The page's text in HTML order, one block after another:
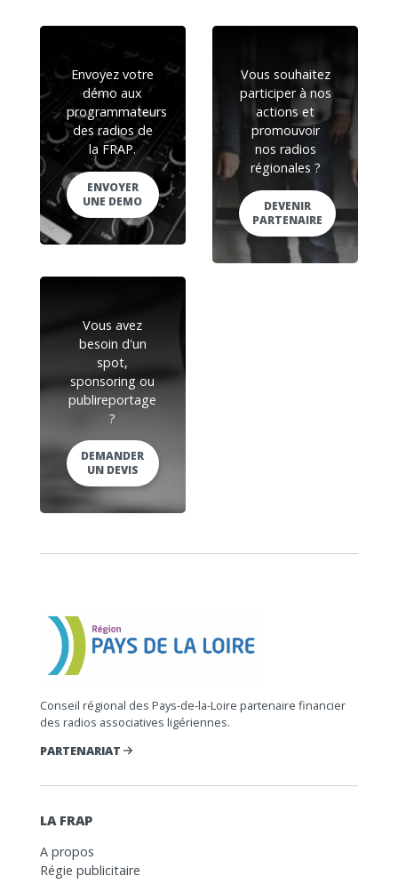
Envoyez votre
démo aux
programmateurs
des radios de
la FRAP.
ENVOYER
UNE DEMO
Vous souhaitez
participer à nos
actions et
promouvoir
nos radios
régionales ?
DEVENIR
PARTENAIRE
Vous avez
besoin d'un
spot,
sponsoring ou
publireportage
?
DEMANDER
UN DEVIS
Conseil régional des Pays-de-la-Loire partenaire financier
des radios associatives ligériennes.
PARTENARIAT
LA FRAP
A propos
Régie publicitaire